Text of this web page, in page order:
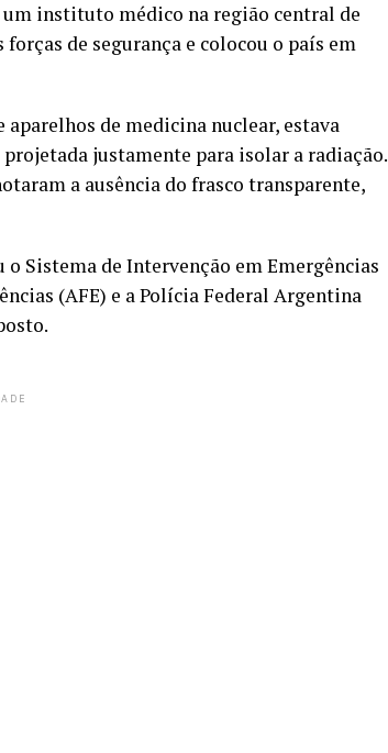
um instituto médico na região central de
de segurança e colocou o país em
de medicina nuclear, estava
justamente para isolar a radiação.
a ausência do frasco transparente,
Sistema de Intervenção em Emergências
(AFE) e a Polícia Federal Argentina